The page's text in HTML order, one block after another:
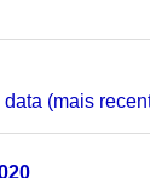
data (mais